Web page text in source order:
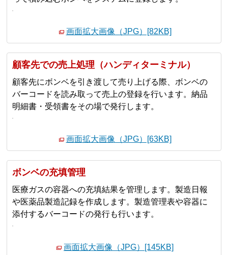
画面拡大画像（JPG）[82KB]
顧客先での売上処理（ハンディターミナル）
顧客先にボンベを引き渡して売り上げる際、ボンベの
バーコードを読み取って売上の登録を行います。納品
明細書・受領書をその場で発行します。
画面拡大画像（JPG）[63KB]
ボンベの充填管理
医療ガスの容器への充填結果を管理します。製造日報
や医薬品製造記録を作成します。製造管理表や容器に
添付するバーコードの発行も行います。
画面拡大画像（JPG）[145KB]